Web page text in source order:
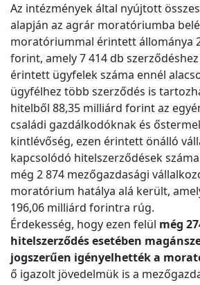
Az intézmények által nyújtott
alapján az agrár moratóriumba
moratóriummal érintett állománya
forint, amely 7 414 db
érintett ügyfelek száma ennél
ügyfélhez több szerződés is
hitelből 88,35 milliárd forint az
családi gazdálkodóknak és
kintlévőség, ezen érintett önálló
kapcsolódó hitelszerződések
még 2 874 mezőgazdasági
moratórium hatálya alá került,
196,06 milliárd forintra rúg.
Érdekesség, hogy ezen felül még
hitelszerződés esetében
jogszerűen igényelhették a
ő igazolt jövedelmük is a